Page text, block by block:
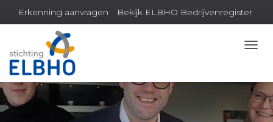
Erkenning aanvragen Bekijk ELBHO Bedrijvenregister
I
G
A